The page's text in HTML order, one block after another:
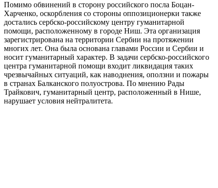
Помимо обвинений в сторону российского посла Боцан-
Харченко, оскорбления со стороны оппозиционерки также
достались сербско-российскому центру гуманитарной
помощи, расположенному в городе Ниш. Эта организация
зарегистрирована на территории Сербии на протяжении
многих лет. Она была основана главами России и Сербии и
носит гуманитарный характер. В задачи сербско-российского
центра гуманитарной помощи входит ликвидация таких
чрезвычайных ситуаций, как наводнения, оползни и пожары
в странах Балканского полуострова. По мнению Рады
Трайкович, гуманитарный центр, расположенный в Нише,
нарушает условия нейтралитета.